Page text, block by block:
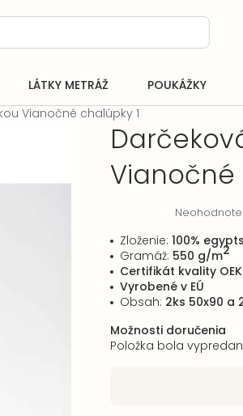
LÁTKY METRÁŽ POUKÁŽKY
Vianočné chalúpky 1
Vianočné
hodnotenie
produktu
0,0
hviezdičiek.
Možnosti doručenia
Položka bola
Zloženie: 100%
Gramáž: 550 g/m2
Certifikát kvality
Vyrobené v EÚ
Obsah: 2ks 50x90 a